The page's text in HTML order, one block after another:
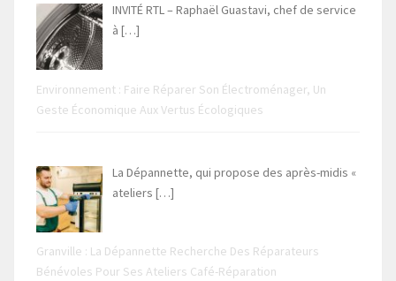
Environnement : Faire Réparer Son Électroménager, Un
Geste Économique Aux Vertus Écologiques
INVITÉ RTL – Raphaël Guastavi, chef de service
à […]
Granville : La Dépannette Recherche Des Réparateurs
Bénévoles Pour Ses Ateliers Café-Réparation
La Dépannette, qui propose des après-midis «
ateliers […]